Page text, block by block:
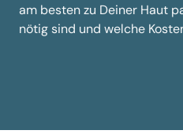
am besten zu Deiner Haut
nötig sind und welche